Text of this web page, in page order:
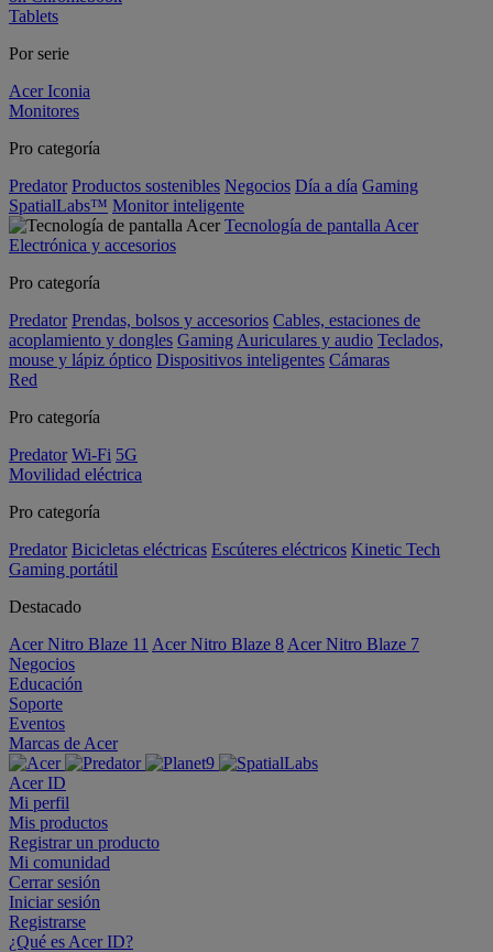
Tablets
Por serie
Acer Iconia
Monitores
Pro categoría
Predator Productos sostenibles Negocios Día a día Gaming
SpatialLabs™ Monitor inteligente
Tecnología de pantalla Acer
Electrónica y accesorios
Pro categoría
Predator Prendas, bolsos y accesorios Cables, estaciones de
acoplamiento y dongles Gaming Auriculares y audio Teclados,
mouse y lápiz óptico Dispositivos inteligentes Cámaras
Red
Pro categoría
Predator Wi-Fi 5G
Movilidad eléctrica
Pro categoría
Predator Bicicletas eléctricas Escúteres eléctricos Kinetic Tech
Gaming portátil
Destacado
Acer Nitro Blaze 11 Acer Nitro Blaze 8 Acer Nitro Blaze 7
Negocios
Educación
Soporte
Eventos
Marcas de Acer
Acer ID
Mi perfil
Mis productos
Registrar un producto
Mi comunidad
Cerrar sesión
Iniciar sesión
Registrarse
¿Qué es Acer ID?